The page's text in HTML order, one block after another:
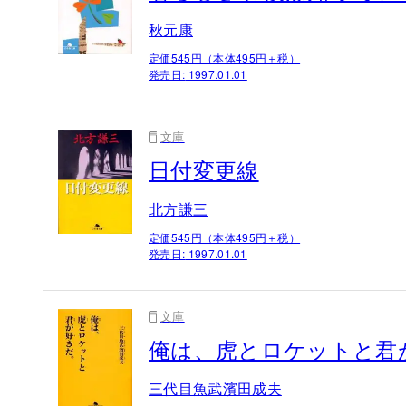
秋元康
定価545円（本体495円＋税）
発売日: 1997.01.01
文庫
日付変更線
北方謙三
定価545円（本体495円＋税）
発売日: 1997.01.01
文庫
俺は、虎とロケットと君
三代目魚武濱田成夫